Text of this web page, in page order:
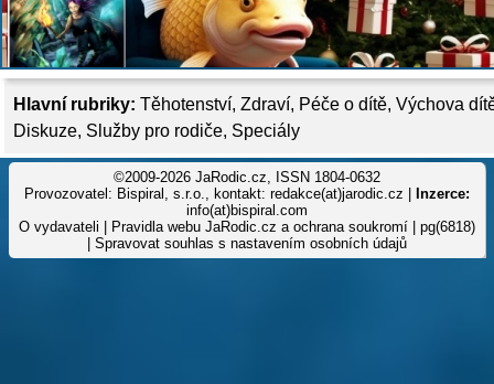
Hlavní rubriky: Těhotenství, Zdraví, Péče o dítě, Výchova
Diskuze, Služby pro rodiče, Speciály
©2009-2026 JaRodic.cz, ISSN 1804-0632
Provozovatel: Bispiral, s.r.o., kontakt: redakce(at)jarodic.cz |
Inzerce:
info(at)bispiral.com
O vydavateli
Pravidla webu JaRodic.cz a ochrana soukromí | pg(6818)
Spravovat souhlas s nastavením osobních údajů